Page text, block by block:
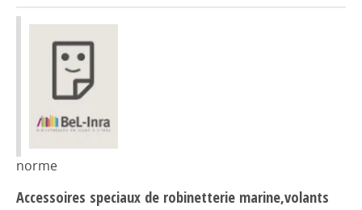
norme
Accessoires speciaux de robinetterie marine,volants